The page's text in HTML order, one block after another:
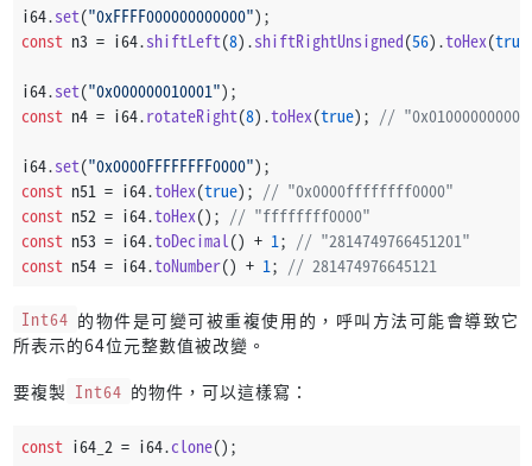
i64.set("0xFFFF000000000000");
const n3 = i64.shiftLeft(8).shiftRightUnsigned(56).toHex(true
i64.set("0x000000010001");
const n4 = i64.rotateRight(8).toHex(true); //
i64.set("0x0000FFFFFFFF0000");
const n51 = i64.toHex(true); // "0x0000ffffffff0000"
const n52 = i64.toHex(); // "ffffffff0000"
const n53 = i64.toDecimal() + 1 ; // "2814749766451201"
const n54 = i64.toNumber() + 1 ; // 281474976645121
Int64 的物件是可變可被重複使用的，呼叫方法可能會導致它
所表示的64位元整數值被改變。
要複製 Int64 的物件，可以這樣寫：
const i64_2 = i64.clone();